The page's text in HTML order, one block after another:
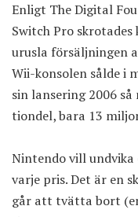
Enligt The Digital
Switch Pro
urusla försäljningen
Wii-konsolen sålde i
sin lansering 2006
tiondel, bara 13
Nintendo vill
varje pris. Det är en
går att tvätta bort